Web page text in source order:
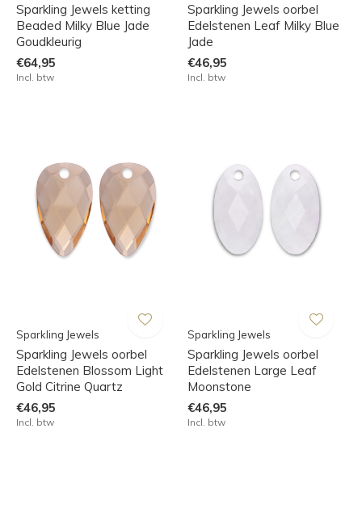
Sparkling Jewels ketting
Beaded Milky Blue Jade
Goudkleurig
€64,95
Incl. btw
Sparkling Jewels oorbel
Edelstenen Leaf Milky Blue
Jade
€46,95
Incl. btw
Sparkling Jewels
Sparkling Jewels oorbel
Edelstenen Blossom Light
Gold Citrine Quartz
€46,95
Incl. btw
Sparkling Jewels
Sparkling Jewels oorbel
Edelstenen Large Leaf
Moonstone
€46,95
Incl. btw